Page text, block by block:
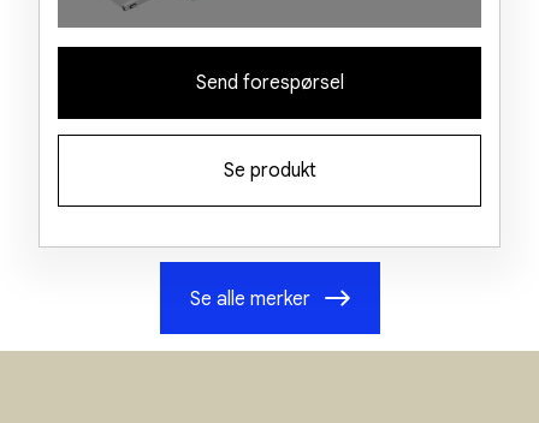
Send forespørsel
Se produkt
Se alle merker